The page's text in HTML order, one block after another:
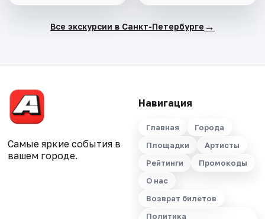
Все экскурсии в Санкт-Петербурге →
Самые яркие события в
вашем городе.
Навигация
Главная
Города
Площадки
Артисты
Рейтинги
Промокоды
О нас
Возврат билетов
Политика